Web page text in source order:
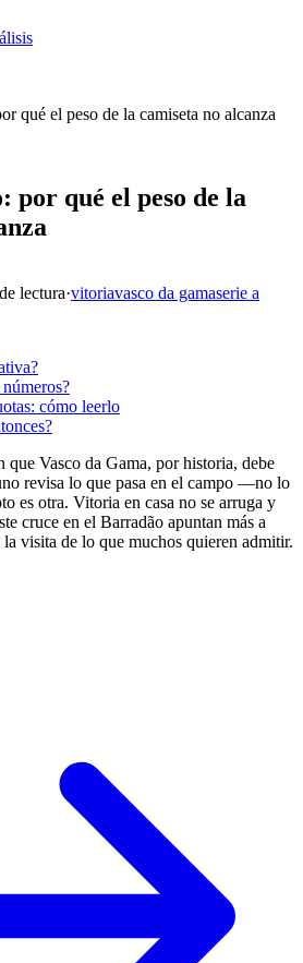
qué el peso de la camiseta no alcanza
por qué el peso de la
de lectura·vitoriavasco da gamaserie a
cómo leerlo
que Vasco da Gama, por historia, debe
revisa lo que pasa en el campo —no lo
es otra. Vitoria en casa no se arruga y
cruce en el Barradão apuntan más a
visita de lo que muchos quieren admitir.